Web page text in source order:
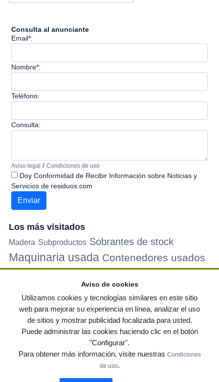
Consulta al anunciante
Email*:
Nombre*:
Teléfono:
Consulta:
Aviso legal / Condiciones de uso
Doy Conformidad de Recibir Información sobre Noticias y
Servicios de residuos.com
Los más visitados
Madera Subproductos Sobrantes de stock
Maquinaria usada Contenedores usados
Palets de plastico Electrodomesticos
© residuos.com - Todos los derechos reservados Política de privacidad
Condiciones de uso|Contacto|Editores| Mapa web|Preguntas frecuentes
Publica tus anuncios gratis!
Muebles de terraza y jardin Notas de prensa
Aviso de cookies
Utilizamos cookies y tecnologías similares en este sitio
web para mejorar su experiencia en línea, analizar el uso
de sitios y mostrar publicidad focalizada para usted.
Puede administrar las cookies haciendo clic en el botón
"Configurar".
Para obtener más información, visite nuestras Condiciones
de uso.